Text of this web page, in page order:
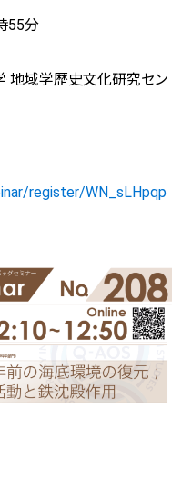
55分
地域学歴史文化研究セン
register/WN_sLHpqp